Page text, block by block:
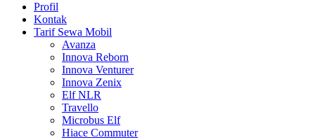
Profil
Kontak
Tarif Sewa Mobil
Avanza
Innova Reborn
Innova Venturer
Innova Zenix
Elf NLR
Travello
Microbus Elf
Hiace Commuter